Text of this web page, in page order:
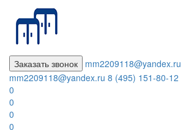
Заказать звонок
mm2209118@yandex.ru
mm2209118@yandex.ru 8 (495) 151-80-12
0
0
0
0